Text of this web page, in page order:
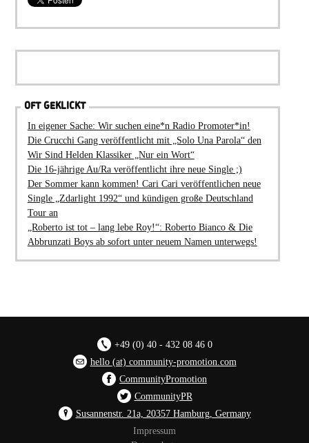
OFT GEKLICKT
In eigener Sache: Wir suchen eine*n Radio Promoter*in!
Die Crucchi Gang veröffentlicht mit „Solo Una Parola“ den
Wir Sind Helden Klassiker „Nur ein Wort“
Die 16-jährige Au/Ra veröffentlicht ihre neue Single ;)
Der Sommer kann kommen! Cari Cari veröffentlichen neue
Single „Zdarlight 1992“ und kündigen große Deutschland
Tour an
„Roberto ist tot – lang lebe Roy!“: Roberto Bianco & Die
Abbrunzati Boys ab sofort unter neuem Namen unterwegs!
+49 (0) 40 - 432 08 46 0
hello (at) community-promotion.com
CommunityPromotion
CommunityPR
Susannenstr. 21a, 20357 Hamburg, Germany
Impressum